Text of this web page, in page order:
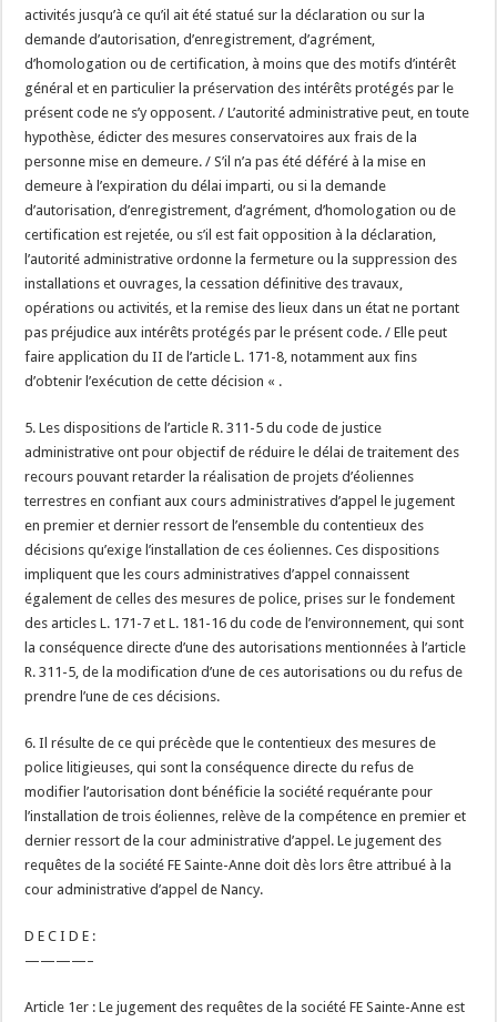
activités jusqu’à ce qu’il ait été statué sur la déclaration ou sur la
demande d’autorisation, d’enregistrement, d’agrément,
d’homologation ou de certification, à moins que des motifs d’intérêt
général et en particulier la préservation des intérêts protégés par le
présent code ne s’y opposent. / L’autorité administrative peut, en toute
hypothèse, édicter des mesures conservatoires aux frais de la
personne mise en demeure. / S’il n’a pas été déféré à la mise en
demeure à l’expiration du délai imparti, ou si la demande
d’autorisation, d’enregistrement, d’agrément, d’homologation ou de
certification est rejetée, ou s’il est fait opposition à la déclaration,
l’autorité administrative ordonne la fermeture ou la suppression des
installations et ouvrages, la cessation définitive des travaux,
opérations ou activités, et la remise des lieux dans un état ne portant
pas préjudice aux intérêts protégés par le présent code. / Elle peut
faire application du II de l’article L. 171-8, notamment aux fins
d’obtenir l’exécution de cette décision « .
5. Les dispositions de l’article R. 311-5 du code de justice
administrative ont pour objectif de réduire le délai de traitement des
recours pouvant retarder la réalisation de projets d’éoliennes
terrestres en confiant aux cours administratives d’appel le jugement
en premier et dernier ressort de l’ensemble du contentieux des
décisions qu’exige l’installation de ces éoliennes. Ces dispositions
impliquent que les cours administratives d’appel connaissent
également de celles des mesures de police, prises sur le fondement
des articles L. 171-7 et L. 181-16 du code de l’environnement, qui sont
la conséquence directe d’une des autorisations mentionnées à l’article
R. 311-5, de la modification d’une de ces autorisations ou du refus de
prendre l’une de ces décisions.
6. Il résulte de ce qui précède que le contentieux des mesures de
police litigieuses, qui sont la conséquence directe du refus de
modifier l’autorisation dont bénéficie la société requérante pour
l’installation de trois éoliennes, relève de la compétence en premier et
dernier ressort de la cour administrative d’appel. Le jugement des
requêtes de la société FE Sainte-Anne doit dès lors être attribué à la
cour administrative d’appel de Nancy.
D E C I D E :
————–
Article 1er : Le jugement des requêtes de la société FE Sainte-Anne est